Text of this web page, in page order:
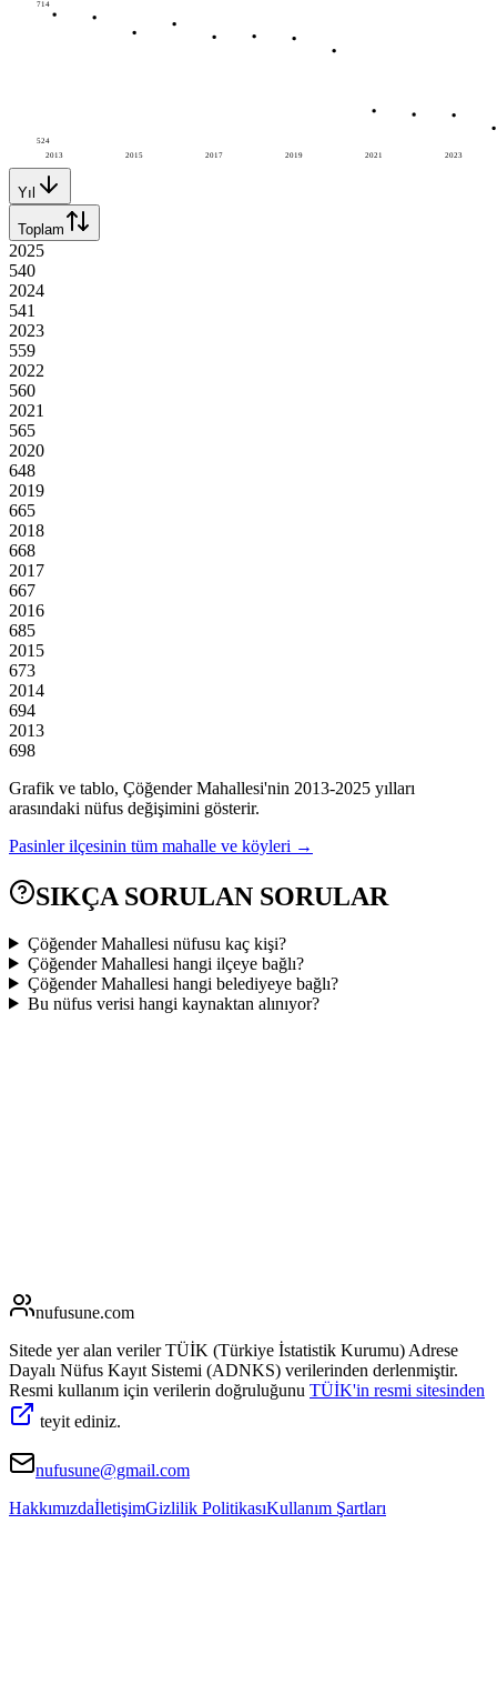
2013 2015 2017 2019 2021 2023
714
524
Yıl
Toplam
2025
540
2024
541
2023
559
2022
560
2021
565
2020
648
2019
665
2018
668
2017
667
2016
685
2015
673
2014
694
2013
698
Grafik ve tablo, ÇöğenderMahallesi'nin 2013-2025 yılları
arasındaki nüfus değişimini gösterir.
Pasinler ilçesinin tüm mahalle ve köyleri →
SIKÇA SORULAN SORULAR
Çöğender Mahallesi nüfusu kaç kişi?
Çöğender Mahallesi hangi ilçeye bağlı?
Çöğender Mahallesi hangi belediyeye bağlı?
Bu nüfus verisi hangi kaynaktan alınıyor?
nufusune.com
Sitede yer alan veriler TÜİK (Türkiye İstatistik Kurumu) Adrese
Dayalı Nüfus Kayıt Sistemi (ADNKS) verilerinden derlenmiştir.
Resmi kullanım için verilerin doğruluğunu TÜİK'in resmi sitesinden
teyit ediniz.
nufusune@gmail.com
HakkımızdaİletişimGizlilik PolitikasıKullanım Şartları